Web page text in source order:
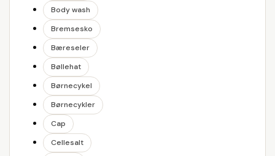
Body wash
Bremsesko
Bæreseler
Bøllehat
Børnecykel
Børnecykler
Cap
Cellesalt